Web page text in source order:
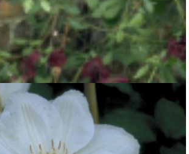
Clematis
Clematis 'Royal Velours'